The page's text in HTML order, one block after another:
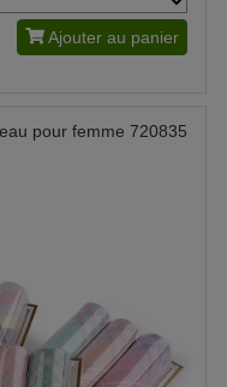
Ajouter au panier
pour femme 720835